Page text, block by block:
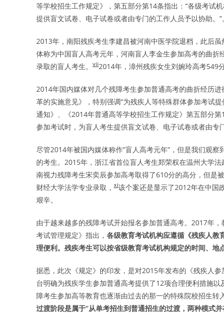
等学校招生工作规定》，第五部分第14条指出：“各级考试
提供盲文试卷、电子试卷或者由专门的工作人员予以协助。”。
2013年，南阳残疾考生李建昌被河南中医学院退档，此后
体称为中国盲人高考元年，河南盲人李金生参加高考的曲折经
录取的盲人考生。
vii2014年，漳州残疾女生刘婉玲高考549
2014年国内媒体对几个残障考生参加普通高考的曲折经历
革的实施意见》，特别强调“为残疾人等特殊群体参加考试
通知》、《2014年普通高等学校招生工作规定》第五部分
参加考试时，为盲人考生提供盲文试卷、电子试卷或者由专
尽管2014年被国内媒体称作“盲人高考元年”，但是我们观
的考生。2015年，浙江省首位盲人考生郑荣权在温州大学
南视力残障考生宋奕辰参加高考取得了610分的高分，但是
财经大学法学专业录取， xi该个案还是显示了2012年在中国
艰辛。
由于越来越多的残障考试开始报名参加普通高考。2017年
考试管理规定》指出， 各级教育考试机构应遵循《残疾人教
理便利。残疾考生可以按省级教育考试机构规定的时间、地
据悉，此次《规定》的印发，是对2015年发布的《残疾人
台明确为残疾学生参加普通高考提供了12项合理便利措施
障考生参加高等教育也逐渐由过去的那一的特殊院校招生转
过渡阶段是属于“从单考招生到普通招生的过渡，两种模式并